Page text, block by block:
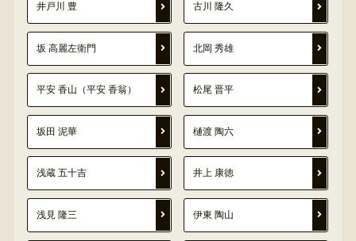
井戸川 豊 古川 隆久
坂 高麗左衛門 北岡 秀雄
平安 香山（平安 香翁） 松尾 晋平
坂田 泥華 樋渡 陶六
浅蔵 五十吉 井上 康徳
浅見 隆三 伊東 陶山